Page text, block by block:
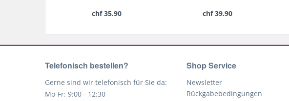
chf 35.90 chf 39.90
Telefonisch bestellen?
Gerne sind wir telefonisch für Sie da:
Mo-Fr: 9:00 - 12:30
Shop Service
Newsletter
Rückgabebedingungen